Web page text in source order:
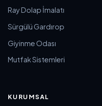
Ray Dolap İmalatı
Sürgülü Gardırop
Giyinme Odası
Mutfak Sistemleri
KURUMSAL